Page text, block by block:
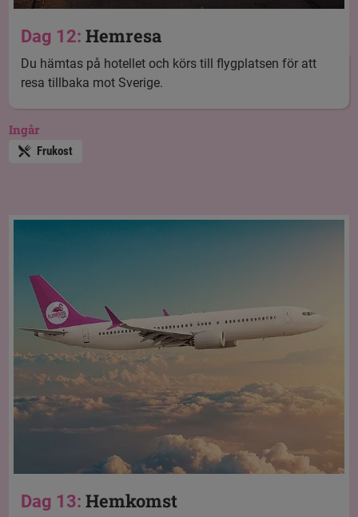
Dag 12:Hemresa
Du hämtas på hotellet och körs till flygplatsen för att
resa tillbaka mot Sverige.
Ingår
Frukost
Dag 13:Hemkomst